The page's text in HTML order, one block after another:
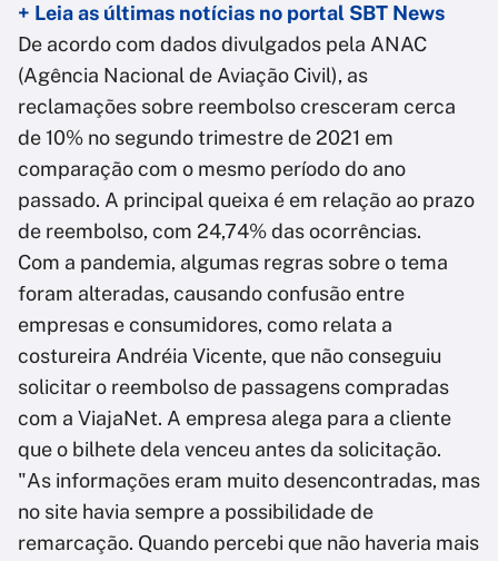
+ Leia as últimas notícias no portal SBT News
De acordo com dados divulgados pela ANAC
(Agência Nacional de Aviação Civil), as
reclamações sobre reembolso cresceram cerca
de 10% no segundo trimestre de 2021 em
comparação com o mesmo período do ano
passado. A principal queixa é em relação ao prazo
de reembolso, com 24,74% das ocorrências.
Com a pandemia, algumas regras sobre o tema
foram alteradas, causando confusão entre
empresas e consumidores, como relata a
costureira Andréia Vicente, que não conseguiu
solicitar o reembolso de passagens compradas
com a ViajaNet. A empresa alega para a cliente
que o bilhete dela venceu antes da solicitação.
"As informações eram muito desencontradas, mas
no site havia sempre a possibilidade de
remarcação. Quando percebi que não haveria mais